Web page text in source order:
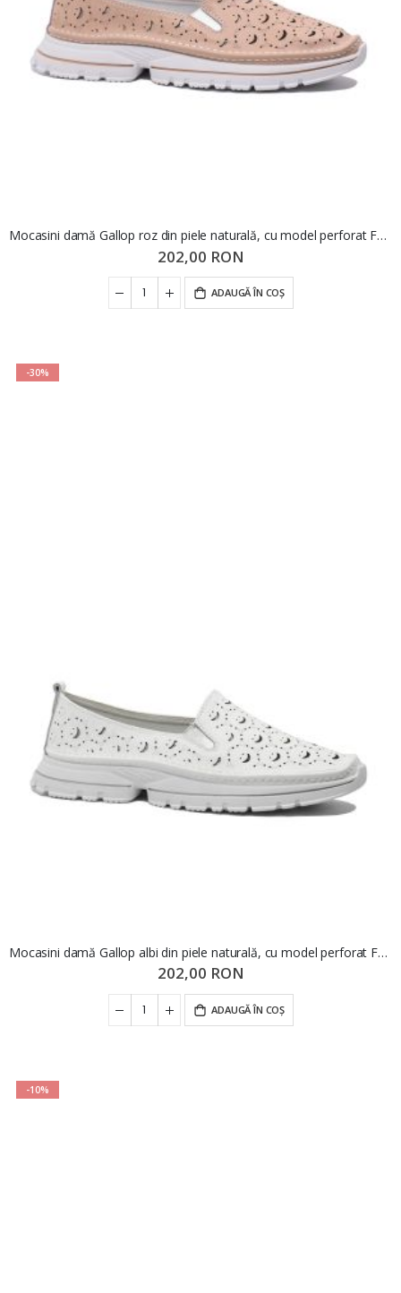
Mocasini damă Gallop roz din piele naturală, cu model perforat FNX242
202,00 RON
ADAUGĂ ÎN COȘ
-30%
Mocasini damă Gallop albi din piele naturală, cu model perforat FNX242
202,00 RON
ADAUGĂ ÎN COȘ
-10%